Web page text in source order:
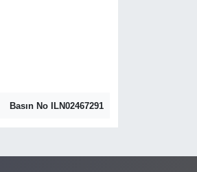
Basın No ILN02467291